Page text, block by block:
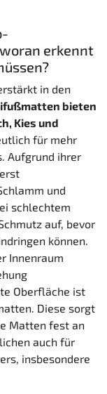
erkennt
in den
bieten
Kies und
für mehr
Aufgrund ihrer
und
schlechtem
auf, bevor
können.
Innenraum
Oberfläche ist
Diese sorgt
Matten fest an
auch für
insbesondere